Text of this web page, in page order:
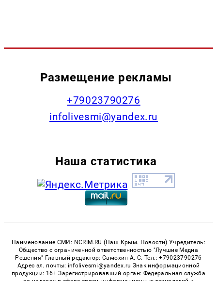
Размещение рекламы
+79023790276
infolivesmi@yandex.ru
Наша статистика
Наименование СМИ: NCRIM.RU (Наш Крым. Новости) Учредитель:
Общество с ограниченной ответственностью "Лучшие Медиа
Решения" Главный редактор: Самохин А. С. Тел.: +79023790276
Адрес эл. почты: infolivesmi@yandex.ru Знак информационной
продукции: 16+ Зарегистрировавший орган: Федеральная служба